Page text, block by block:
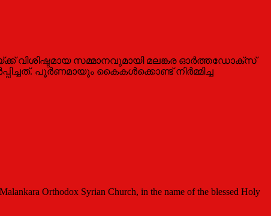
‌വിശിഷ്ടമായ സമ്മാനവുമായി മലങ്കര ഓർത്തഡോക്സ്
പൂർണമായും കൈകൾക്കൊണ്ട് നിർമ്മിച്ച
Syrian Church, in the name of the blessed Holy